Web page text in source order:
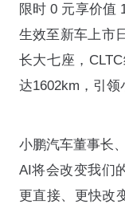
限时 0 元享价值
生效至新车上市
长大七座，
达1602km，引领
小鹏汽车董事长
AI将会改变我们
更直接、更快改